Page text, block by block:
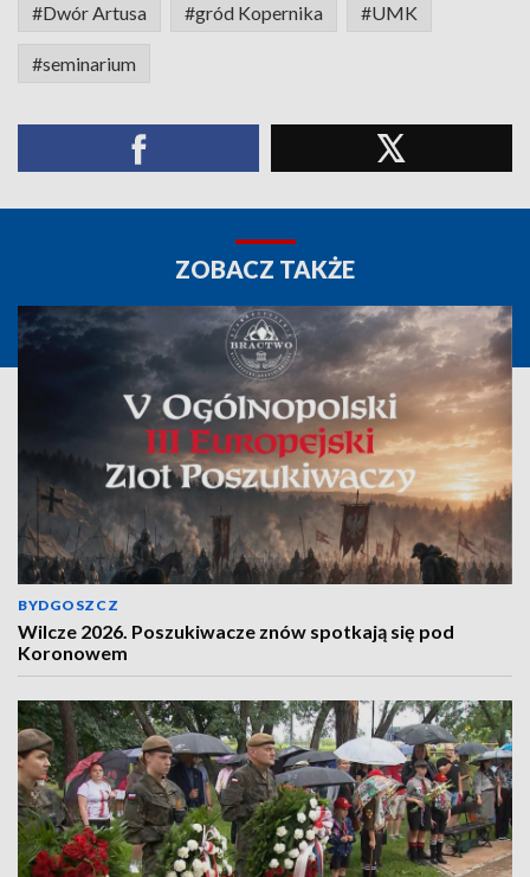
#Dwór Artusa #gród Kopernika #UMK
#seminarium
ZOBACZ TAKŻE
BYDGOSZCZ
Wilcze 2026. Poszukiwacze znów spotkają się pod
Koronowem